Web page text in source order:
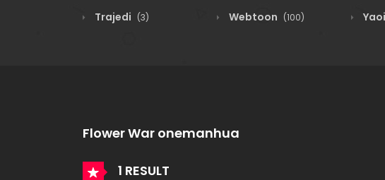
Trajedi (3) Webtoon (100) Yaoi
Flower War onemanhua
1 RESULT